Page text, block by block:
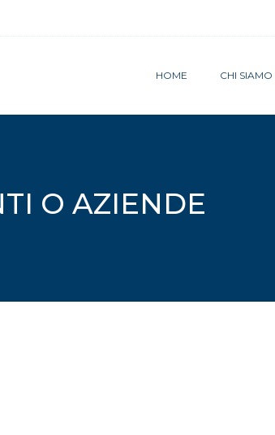
HOME CHI SIAMO
O AZIENDE